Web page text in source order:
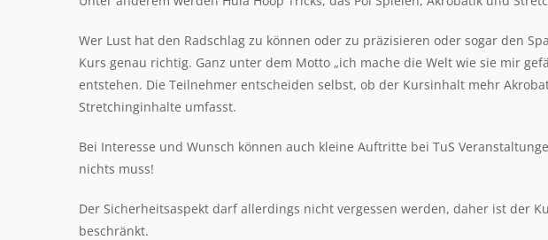
Wer Lust hat den Radschlag zu können oder zu präzisieren oder sogar den
Kurs genau richtig. Ganz unter dem Motto „ich mache die Welt wie sie mir
entstehen. Die Teilnehmer entscheiden selbst, ob der Kursinhalt mehr
Stretchinginhalte umfasst.
Bei Interesse und Wunsch können auch kleine Auftritte bei TuS
nichts muss!
Der Sicherheitsaspekt darf allerdings nicht vergessen werden, daher ist der
beschränkt.